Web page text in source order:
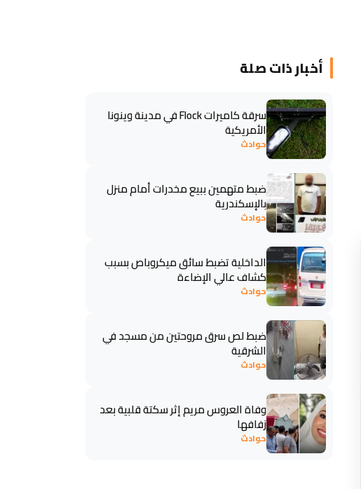
أخبار ذات صلة
سرقة كاميرات Flock في مدينة وينونا
الأمريكية
حوادث
ضبط متهمين ببيع مخدرات أمام منزل
بالإسكندرية
حوادث
الداخلية تضبط سائق ميكروباص بسبب
كشاف عالي الإضاءة
حوادث
ضبط لص سرق مروحتين من مسجد في
الشرقية
حوادث
وفاة العروس مريم إثر سكتة قلبية بعد
زفافها
حوادث